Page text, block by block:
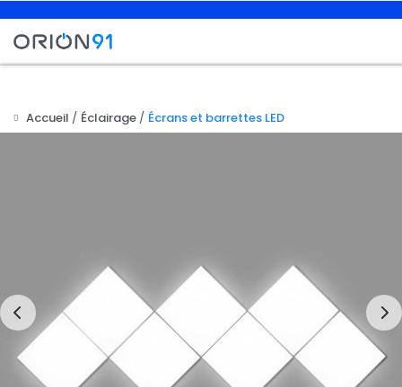
Accueil Éclairage Écrans et barrettes LED